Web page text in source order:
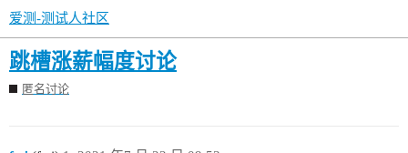
爱测-测试人社区
跳槽涨薪幅度讨论
匿名讨论